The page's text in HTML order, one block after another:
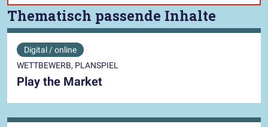
Thematisch passende Inhalte
Digital / online
WETTBEWERB, PLANSPIEL
Play the Market